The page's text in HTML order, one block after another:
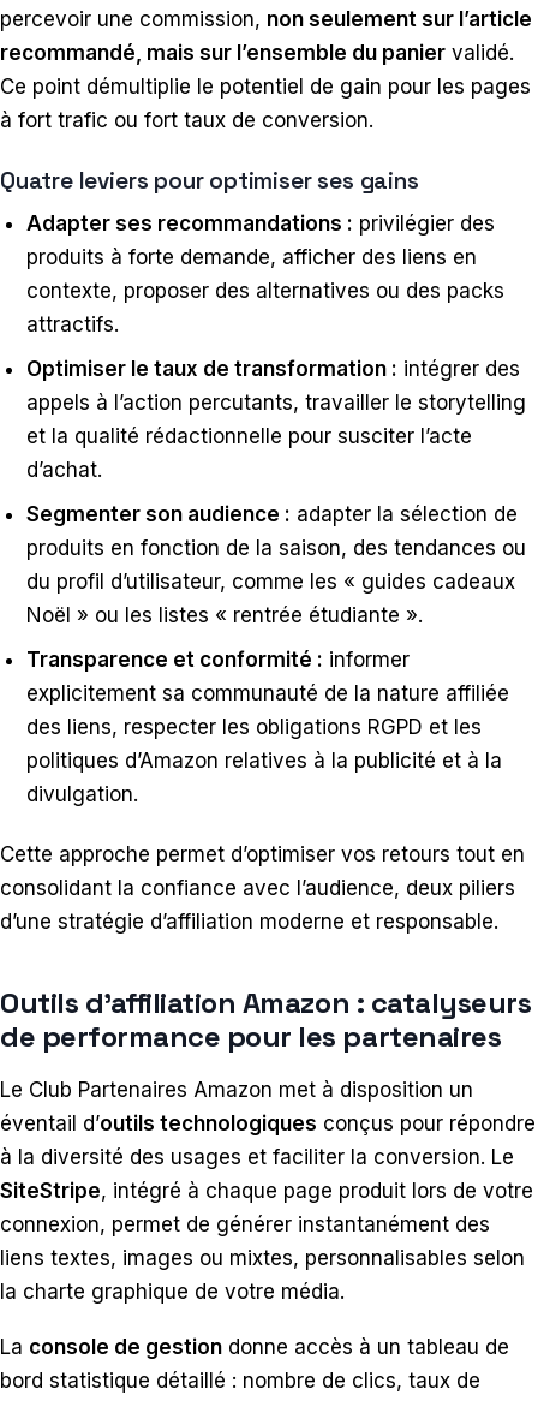
percevoir une commission, non seulement sur l’article
recommandé, mais sur l’ensemble du panier validé.
Ce point démultiplie le potentiel de gain pour les pages
à fort trafic ou fort taux de conversion.
Quatre leviers pour optimiser ses gains
Adapter ses recommandations : privilégier des
produits à forte demande, afficher des liens en
contexte, proposer des alternatives ou des packs
attractifs.
Optimiser le taux de transformation : intégrer des
appels à l’action percutants, travailler le storytelling
et la qualité rédactionnelle pour susciter l’acte
d’achat.
Segmenter son audience : adapter la sélection de
produits en fonction de la saison, des tendances ou
du profil d’utilisateur, comme les « guides cadeaux
Noël » ou les listes « rentrée étudiante ».
Transparence et conformité : informer
explicitement sa communauté de la nature affiliée
des liens, respecter les obligations RGPD et les
politiques d’Amazon relatives à la publicité et à la
divulgation.
Cette approche permet d’optimiser vos retours tout en
consolidant la confiance avec l’audience, deux piliers
d’une stratégie d’affiliation moderne et responsable.
Outils d’affiliation Amazon : catalyseurs
de performance pour les partenaires
Le Club Partenaires Amazon met à disposition un
éventail d’outils technologiques conçus pour répondre
à la diversité des usages et faciliter la conversion. Le
SiteStripe, intégré à chaque page produit lors de votre
connexion, permet de générer instantanément des
liens textes, images ou mixtes, personnalisables selon
la charte graphique de votre média.
La console de gestion donne accès à un tableau de
bord statistique détaillé : nombre de clics, taux de